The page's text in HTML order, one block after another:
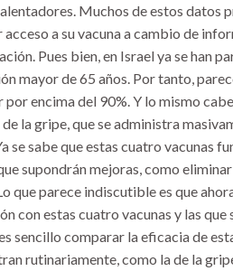
Muchos de estos datos
a su vacuna a cambio de
Pues bien, en Israel ya se han
mayor de 65 años. Por tanto,
por encima del 90%. Y lo mismo
la gripe, que se administra
sabe que estas cuatro vacunas
supondrán mejoras, como
que parece indiscutible es que
con estas cuatro vacunas y las que
sencillo comparar la eficacia de
rutinariamente, como la de la